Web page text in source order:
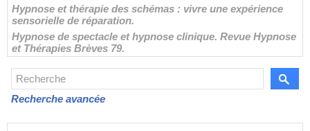
Hypnose et thérapie des schémas : vivre une expérience
sensorielle de réparation.
Hypnose de spectacle et hypnose clinique. Revue Hypnose
et Thérapies Brèves 79.
Recherche avancée